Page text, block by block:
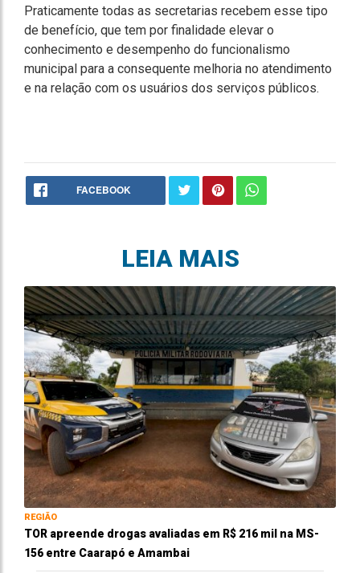
Praticamente todas as secretarias recebem esse tipo
de benefício, que tem por finalidade elevar o
conhecimento e desempenho do funcionalismo
municipal para a consequente melhoria no atendimento
e na relação com os usuários dos serviços públicos.
FACEBOOK
LEIA MAIS
REGIÃO
TOR apreende drogas avaliadas em R$ 216 mil na MS-
156 entre Caarapó e Amambai